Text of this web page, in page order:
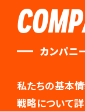
カンパニ
私たちの基本
戦略について詳